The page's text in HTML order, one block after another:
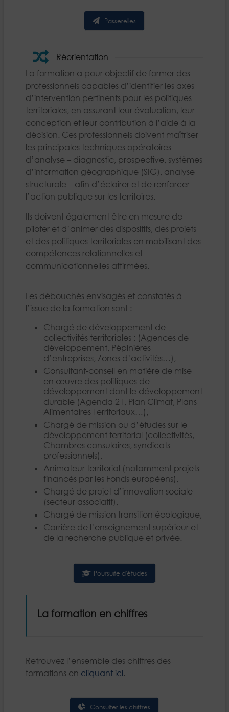
Passerelles
Réorientation
La formation a pour objectif de former des
professionnels capables d’identifier les axes
d’intervention pertinents pour les politiques
territoriales, en assurant leur évaluation, leur
conception et leur contribution à l’aide à la
décision. Ces professionnels doivent maîtriser
les principales techniques opératoires
d’analyse – diagnostic, prospective, systèmes
d’information géographique (SIG), analyse
structurale – afin d’éclairer et de renforcer
l’action publique sur les territoires.
Ils doivent également être en mesure de
piloter et d’animer des dispositifs, des projets
et des politiques territoriales en mobilisant des
compétences relationnelles et
communicationnelles affirmées.
Les débouchés envisagés et constatés à
l’issue de la formation sont :
Chargé de développement de
collectivités territoriales : (Agences de
développement, Pépinières
d’entreprises, Zones d’activités…),
Consultant-conseil en matière de mise
en œuvre des politiques de
développement dont le développement
durable (Agenda 21, Plan Climat, Plans
Alimentaires Territoriaux…),
Chargé de mission ou d’études sur le
développement territorial (collectivités,
Chambres consulaires, syndicats
professionnels),
Animateur territorial (notamment projets
financés par les Fonds européens),
Chargé de projet d’innovation sociale
(secteur associatif),
Chargé de mission transition écologique,
Carrière de l’enseignement supérieur et
de la recherche publique et privée.
Poursuite d'études
La formation en chiffres
Retrouvez l’ensemble des chiffres des
formations en cliquant ici.
Consulter les chiffres